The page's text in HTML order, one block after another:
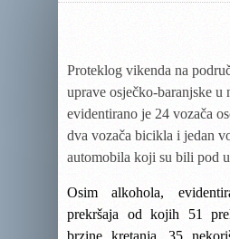
Proteklog vikenda na
uprave osječko-baranjske u
evidentirano je 24 vozača
dva vozača bicikla i jedan
automobila koji su bili pod
Osim alkohola,
prekršaja od kojih 51
brzine kretanja, 35